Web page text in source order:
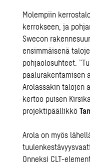
Molempiin
kerrokseen, ja
Swecon
ensimmäisenä
pohjaolosuhteet.
paalurakentamisen
Arolassakin talojen
kertoo puisen
projektipäällikkö
Arola on myös
Onneksi CLT-